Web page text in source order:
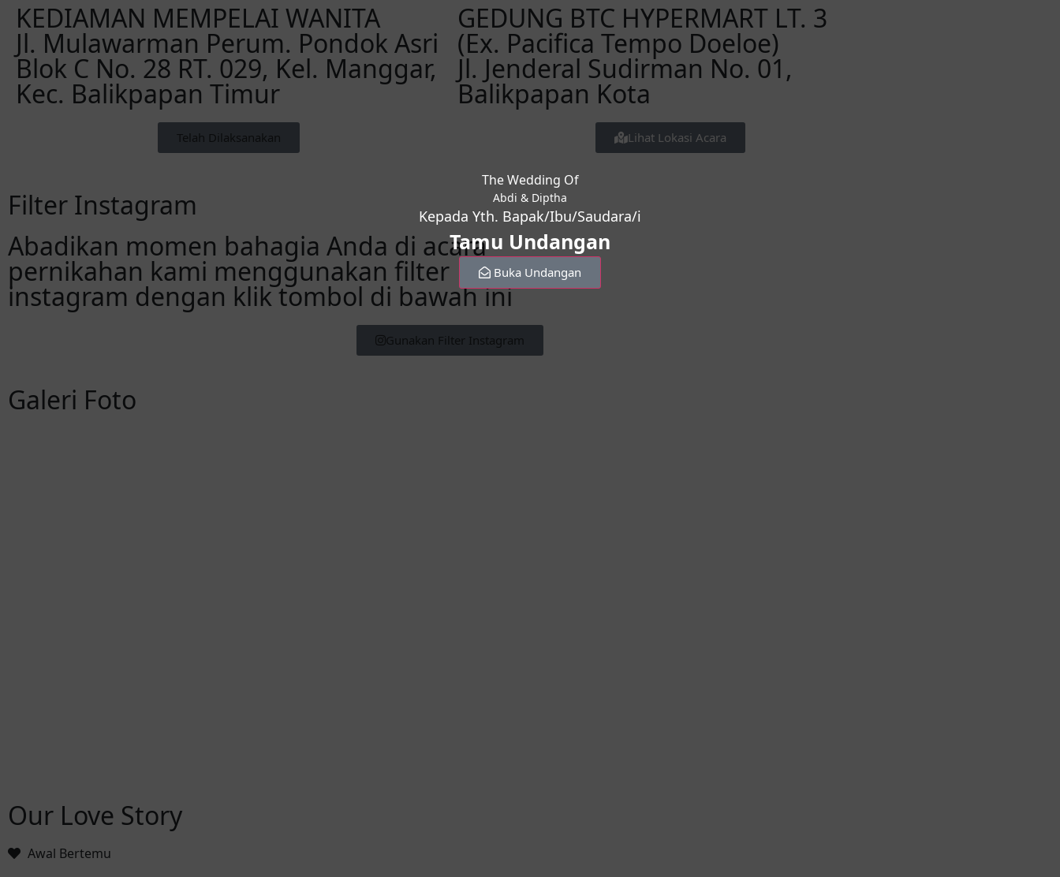
KEDIAMAN MEMPELAI WANITA
Jl. Mulawarman Perum. Pondok Asri
Blok C No. 28 RT. 029, Kel. Manggar,
Kec. Balikpapan Timur
Telah Dilaksanakan
GEDUNG BTC HYPERMART LT. 3
(Ex. Pacifica Tempo Doeloe)
Jl. Jenderal Sudirman No. 01,
Balikpapan Kota
Lihat Lokasi Acara
Filter Instagram
Abadikan momen bahagia Anda di acara
pernikahan kami menggunakan filter
instagram dengan klik tombol di bawah ini
Gunakan Filter Instagram
Galeri Foto
Our Love Story
Awal Bertemu
The Wedding Of
Abdi & Diptha
Kepada Yth. Bapak/Ibu/Saudara/i
Tamu Undangan
Buka Undangan